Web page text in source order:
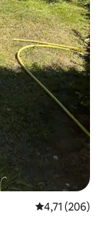
Keskmine
4,71 (206)